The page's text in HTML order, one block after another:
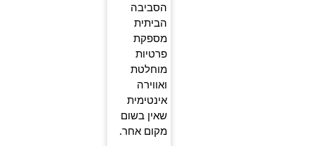
הסביבה
הביתית
מספקת
פרטיות
מוחלטת
ואווירה
אינטימית
שאין בשום
מקום אחר.